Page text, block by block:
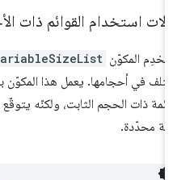
استخدام القوائم ذات
المكوّن VariableSizeList
في أحجامها. يعمل هذا المكوّن
ذات الحجم الثابت، ولكنّه يتوقّع
محدّدة.